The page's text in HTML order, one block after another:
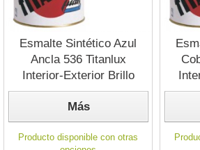
Esmalte Sintético Azul
Ancla 536 Titanlux
Interior-Exterior Brillo
Más
Producto disponible con otras